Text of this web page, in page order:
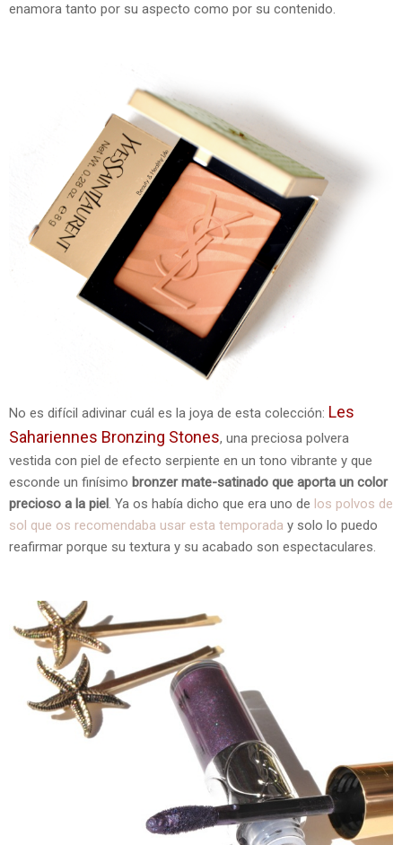
enamora tanto por su aspecto como por su contenido.
No es difícil adivinar cuál es la joya de esta colección: Les
Sahariennes Bronzing Stones, una preciosa polvera
vestida con piel de efecto serpiente en un tono vibrante y que
esconde un finísimo bronzer mate-satinado que aporta un color
precioso a la piel. Ya os había dicho que era uno de los polvos de
sol que os recomendaba usar esta temporada y solo lo puedo
reafirmar porque su textura y su acabado son espectaculares.